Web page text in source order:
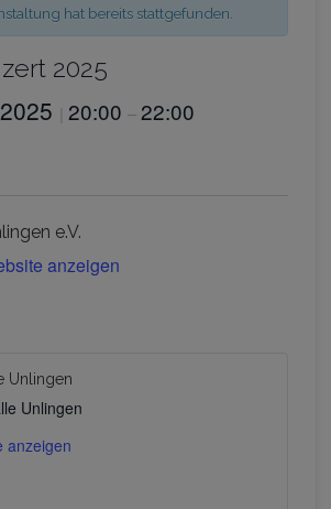
hat bereits stattgefunden.
2025
20:00 – 22:00
e.V.
anzeigen
Unlingen
Unlingen
anzeigen